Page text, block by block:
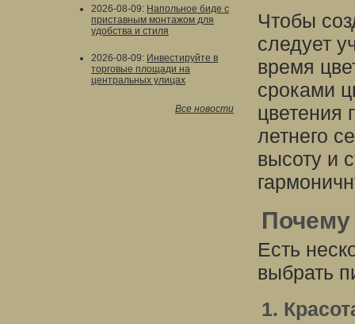
2026-08-09: Напольное биде с
приставным монтажом для
удобства и стиля
2026-08-09: Инвестируйте в
торговые площади на
центральных улицах
Все новости
Чтобы
следует
время
сроками
цветения
летнего
высоту и
Есть
выбрать
1.